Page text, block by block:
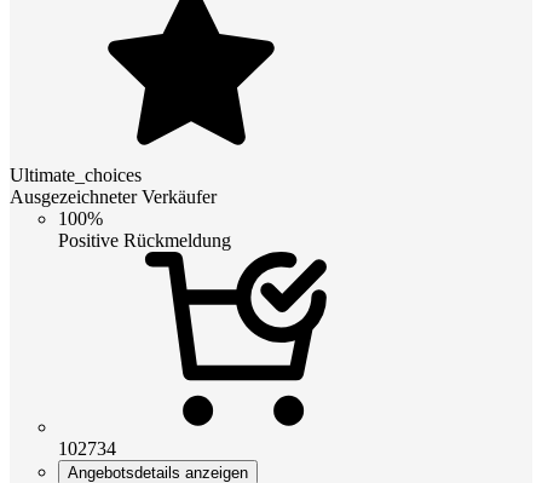
Ultimate_choices
Ausgezeichneter Verkäufer
100%
Positive Rückmeldung
102734
Angebotsdetails anzeigen